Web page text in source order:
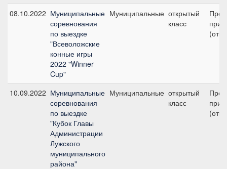
08.10.2022 Муниципальные
соревнования
по выездке
"Всеволожские
конные игры
2022 "Winner
Cup"
Муниципальные открытый
класс
10.09.2022 Муниципальные
соревнования
по выездке
"Кубок Главы
Администрации
Лужского
муниципального
района"
Муниципальные открытый
класс